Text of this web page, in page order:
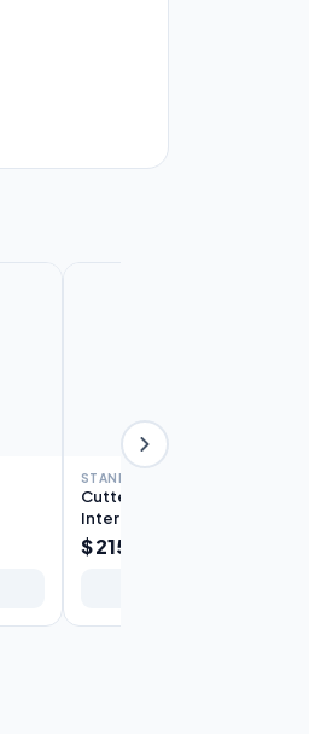
STANLEY
Cutter Metálico Stanley
Interlock-A
$ 21598,31